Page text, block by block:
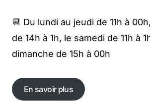
📆 Du lundi au jeudi de 11h à
de 14h à 1h, le samedi de 11h à
dimanche de 15h à 00h
En savoir plus